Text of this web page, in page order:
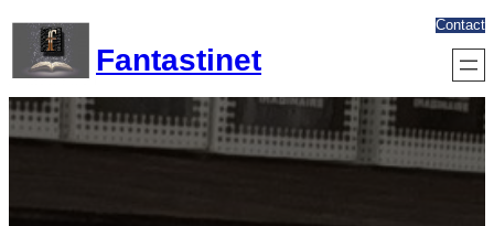
contenu
Fantastinet
Contact